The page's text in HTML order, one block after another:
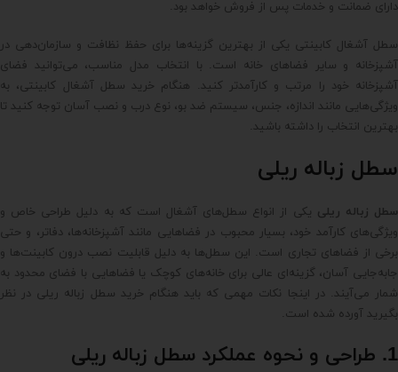
دارای ضمانت و خدمات پس از فروش خواهد بود.
سطل آشغال کابینتی یکی از بهترین گزینه‌ها برای حفظ نظافت و سازمان‌دهی در
آشپزخانه و سایر فضاهای خانه است. با انتخاب مدل مناسب، می‌توانید فضای
آشپزخانه خود را مرتب و کارآمدتر کنید. هنگام خرید سطل آشغال کابینتی، به
ویژگی‌هایی مانند اندازه، جنس، سیستم ضد بو، نوع درب و نصب آسان توجه کنید تا
بهترین انتخاب را داشته باشید.
سطل زباله ریلی
سطل زباله ریلی یکی از انواع سطل‌های آشغال است که به دلیل طراحی خاص و
ویژگی‌های کارآمد خود، بسیار محبوب در فضاهایی مانند آشپزخانه‌ها، دفاتر، و حتی
برخی از فضاهای تجاری است. این سطل‌ها به دلیل قابلیت نصب درون کابینت‌ها و
جابه‌جایی آسان، گزینه‌ای عالی برای خانه‌های کوچک یا فضاهایی با فضای محدود به
شمار می‌آیند. در اینجا نکات مهمی که باید هنگام خرید سطل زباله ریلی در نظر
بگیرید آورده شده است.
1. طراحی و نحوه عملکرد سطل زباله ریلی